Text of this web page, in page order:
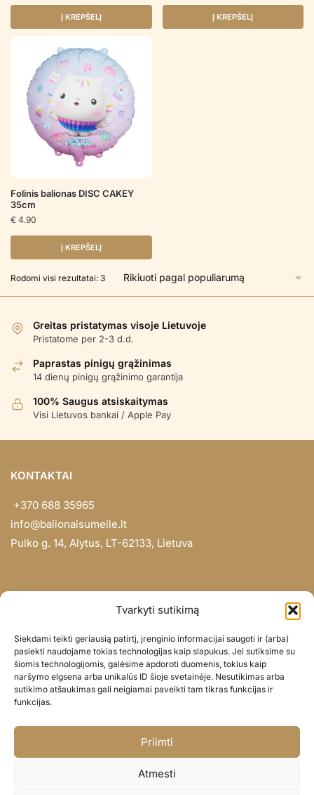
Tvarkyti sutikimą
Siekdami teikti geriausią patirtį, įrenginio informacijai saugoti ir (arba)
pasiekti naudojame tokias technologijas kaip slapukus. Jei sutiksime su
šiomis technologijomis, galėsime apdoroti duomenis, tokius kaip
naršymo elgsena arba unikalūs ID šioje svetainėje. Nesutikimas arba
sutikimo atšaukimas gali neigiamai paveikti tam tikras funkcijas ir
funkcijas.
Priimti
Atmesti
Į KREPŠELĮ Į KREPŠELĮ
Folinis balionas DISC CAKEY
35cm
€ 4.90
Į KREPŠELĮ
Rodomi visi rezultatai: 3Rūšiuojama
Greitas pristatymas visoje Lietuvoje
Pristatome per 2-3 d.d.
Paprastas pinigų grąžinimas
14 dienų pinigų grąžinimo garantija
100% Saugus atsiskaitymas
Visi Lietuvos bankai / Apple Pay
KONTAKTAI
+370 688 35965
info@balionaisumeile.lt
Pulko g. 14, Alytus, LT-62133, Lietuva
Didmena
Darbų portfolio
Privatumo politika
Parduotuvės politika